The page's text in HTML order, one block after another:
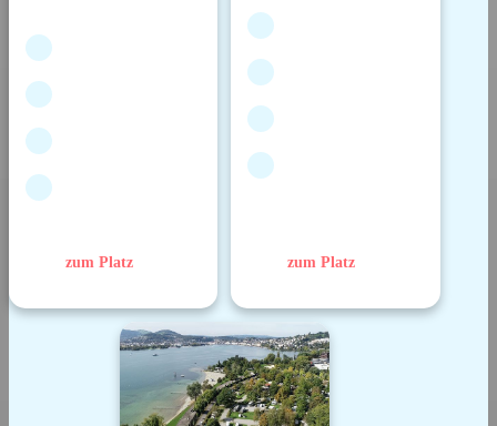
zum Platz zum Platz